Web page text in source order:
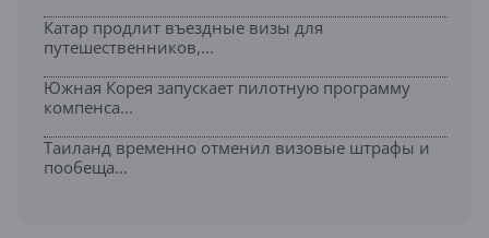
Катар продлит въездные визы для
путешественников,...
Южная Корея запускает пилотную программу
компенса...
Таиланд временно отменил визовые штрафы и
пообеща...